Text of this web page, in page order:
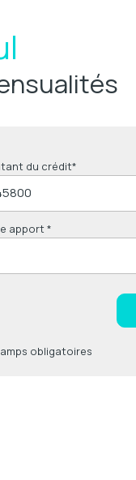
du crédit*
apport *
obligatoires